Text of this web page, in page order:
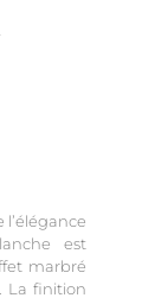
l’élégance
est
marbré
La finition